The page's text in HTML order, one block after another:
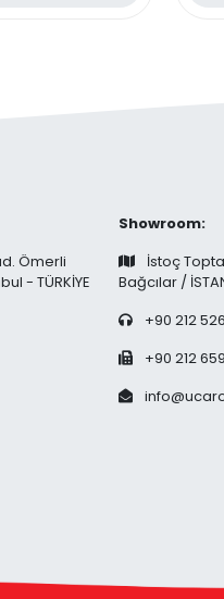
Ömerli
- TÜRKİYE
Showroom:
İstoç
Bağcılar /
+90 212
+90 212